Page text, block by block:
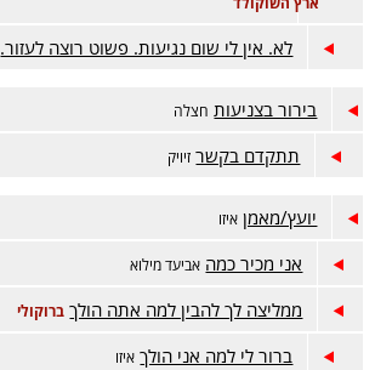
לא. אין לי שום נגיעות. פשוט רוצה לעזור.
בירור בצניעות חצלה
תתקדם בקשר זיויק
יועץ/מאמן איזו
אני מכיר כמה אביעד מילוא
ממליצה לך להבין למה אתה הולך ברוקולי
ברור לי למה אני הולך איזו